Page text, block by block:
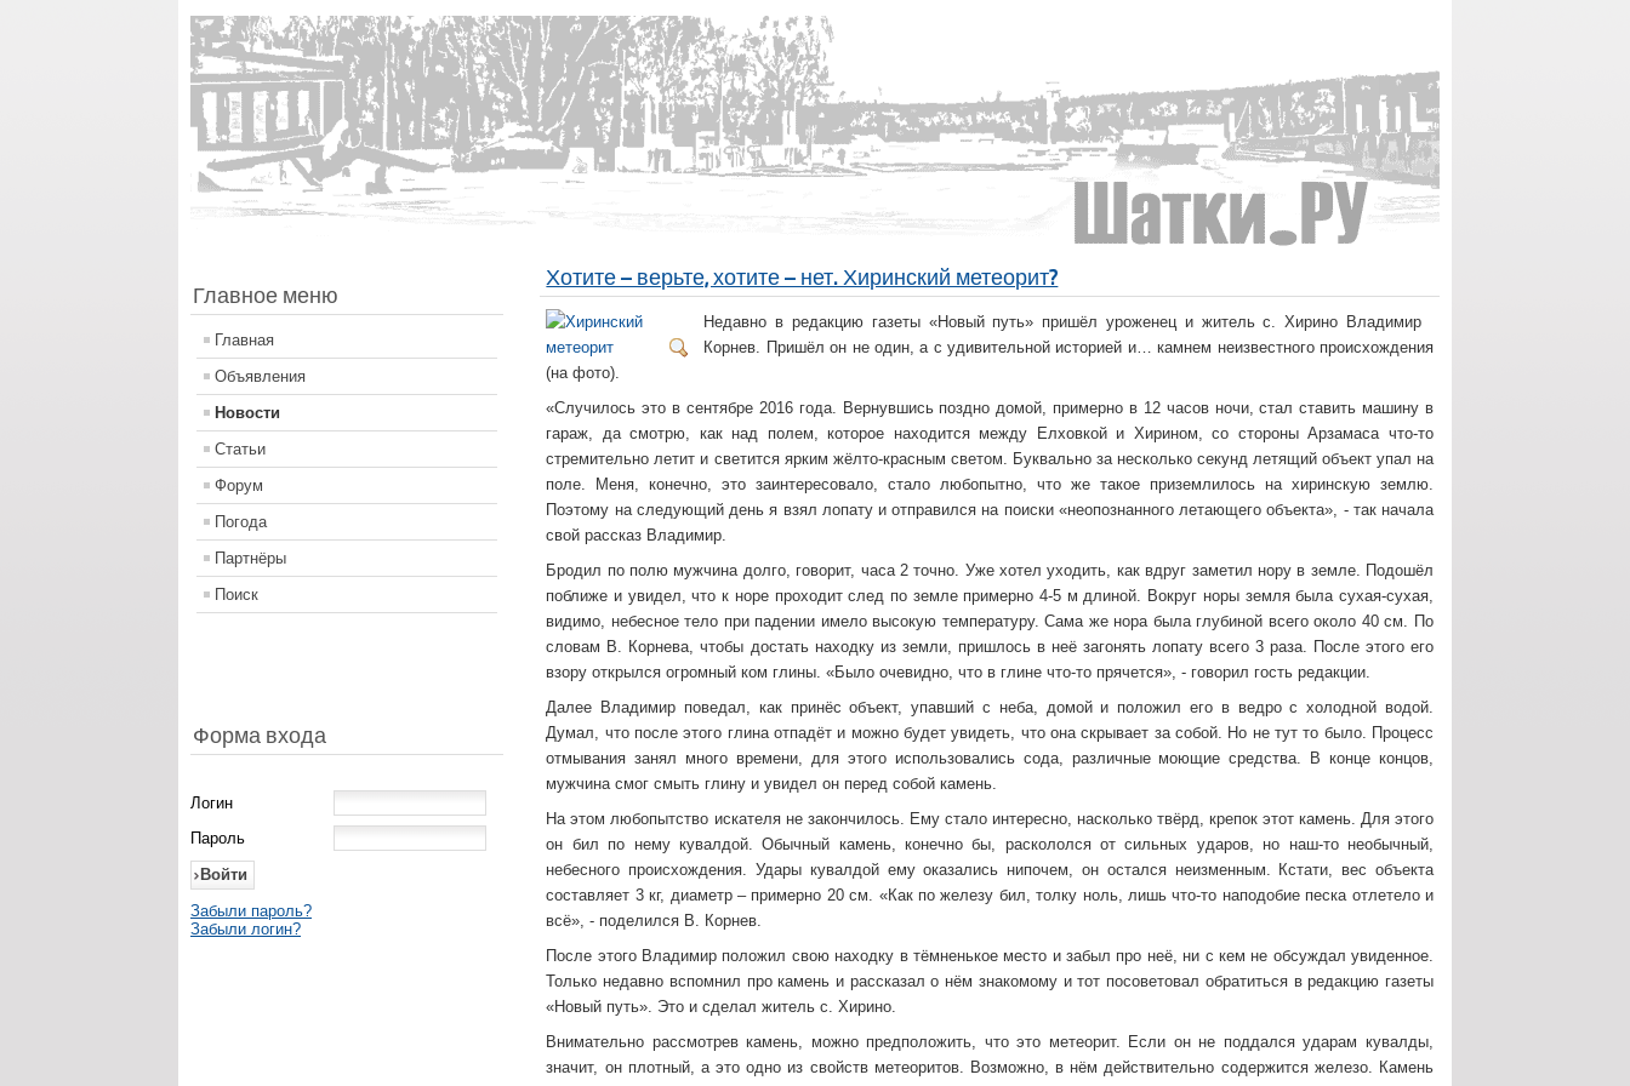
Главное меню
Главная
Объявления
Новости
Статьи
Форум
Погода
Партнёры
Поиск
Форма входа
Логин
Пароль
Забыли пароль?
Забыли логин?
Хотите – верьте, хотите – нет. Хиринский метеорит?
Недавно в редакцию газеты «Новый путь» пришёл уроженец и житель с. Хирино Владимир
Корнев. Пришёл он не один, а с удивительной историей и… камнем неизвестного происхождения
(на фото).
«Случилось это в сентябре 2016 года. Вернувшись поздно домой, примерно в 12 часов ночи, стал ставить машину в
гараж, да смотрю, как над полем, которое находится между Елховкой и Хирином, со стороны Арзамаса что-то
стремительно летит и светится ярким жёлто-красным светом. Буквально за несколько секунд летящий объект упал на
поле. Меня, конечно, это заинтересовало, стало любопытно, что же такое приземлилось на хиринскую землю.
Поэтому на следующий день я взял лопату и отправился на поиски «неопознанного летающего объекта», - так начала
свой рассказ Владимир.
Бродил по полю мужчина долго, говорит, часа 2 точно. Уже хотел уходить, как вдруг заметил нору в земле. Подошёл
поближе и увидел, что к норе проходит след по земле примерно 4-5 м длиной. Вокруг норы земля была сухая-сухая,
видимо, небесное тело при падении имело высокую температуру. Сама же нора была глубиной всего около 40 см. По
словам В. Корнева, чтобы достать находку из земли, пришлось в неё загонять лопату всего 3 раза. После этого его
взору открылся огромный ком глины. «Было очевидно, что в глине что-то прячется», - говорил гость редакции.
Далее Владимир поведал, как принёс объект, упавший с неба, домой и положил его в ведро с холодной водой.
Думал, что после этого глина отпадёт и можно будет увидеть, что она скрывает за собой. Но не тут то было. Процесс
отмывания занял много времени, для этого использовались сода, различные моющие средства. В конце концов,
мужчина смог смыть глину и увидел он перед собой камень.
На этом любопытство искателя не закончилось. Ему стало интересно, насколько твёрд, крепок этот камень. Для этого
он бил по нему кувалдой. Обычный камень, конечно бы, раскололся от сильных ударов, но наш-то необычный,
небесного происхождения. Удары кувалдой ему оказались нипочем, он остался неизменным. Кстати, вес объекта
составляет 3 кг, диаметр – примерно 20 см. «Как по железу бил, толку ноль, лишь что-то наподобие песка отлетело и
всё», - поделился В. Корнев.
После этого Владимир положил свою находку в тёмненькое место и забыл про неё, ни с кем не обсуждал увиденное.
Только недавно вспомнил про камень и рассказал о нём знакомому и тот посоветовал обратиться в редакцию газеты
«Новый путь». Это и сделал житель с. Хирино.
Внимательно рассмотрев камень, можно предположить, что это метеорит. Если он не поддался ударам кувалды,
значит, он плотный, а это одно из свойств метеоритов. Возможно, в нём действительно содержится железо. Камень